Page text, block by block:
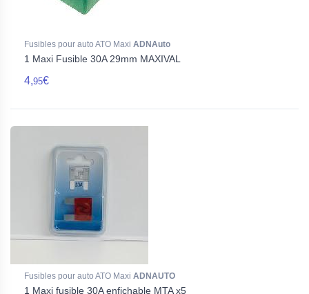
Fusibles pour auto ATO Maxi ADNAuto
1 Maxi Fusible 30A 29mm MAXIVAL
4,95€
Fusibles pour auto ATO Maxi ADNAUTO
1 Maxi fusible 30A enfichable MTA x5